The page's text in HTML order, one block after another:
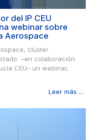
del IP CEU
webinar sobre
Aerospace
clúster
–en colaboración
CEU– un webinar,
Leer más ...